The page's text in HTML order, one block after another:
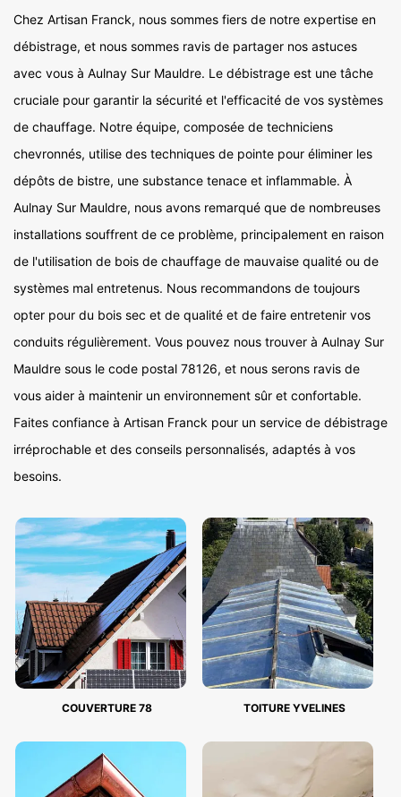
Chez Artisan Franck, nous sommes fiers de notre expertise en
débistrage, et nous sommes ravis de partager nos astuces
avec vous à Aulnay Sur Mauldre. Le débistrage est une tâche
cruciale pour garantir la sécurité et l'efficacité de vos systèmes
de chauffage. Notre équipe, composée de techniciens
chevronnés, utilise des techniques de pointe pour éliminer les
dépôts de bistre, une substance tenace et inflammable. À
Aulnay Sur Mauldre, nous avons remarqué que de nombreuses
installations souffrent de ce problème, principalement en raison
de l'utilisation de bois de chauffage de mauvaise qualité ou de
systèmes mal entretenus. Nous recommandons de toujours
opter pour du bois sec et de qualité et de faire entretenir vos
conduits régulièrement. Vous pouvez nous trouver à Aulnay Sur
Mauldre sous le code postal 78126, et nous serons ravis de
vous aider à maintenir un environnement sûr et confortable.
Faites confiance à Artisan Franck pour un service de débistrage
irréprochable et des conseils personnalisés, adaptés à vos
besoins.
COUVERTURE 78 TOITURE YVELINES